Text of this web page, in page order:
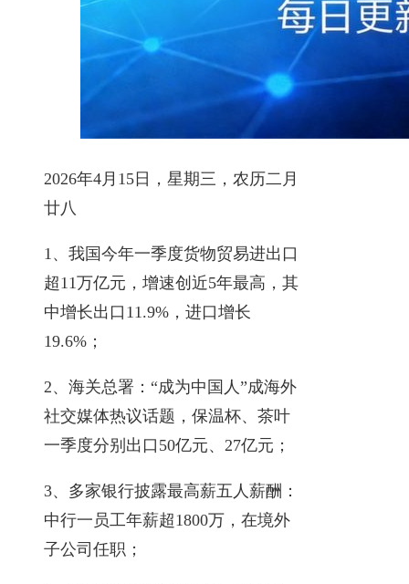
2026年4月15日，星期三，农历二月
廿八
1、我国今年一季度货物贸易进出口
超11万亿元，增速创近5年最高，其
中增长出口11.9%，进口增长
19.6%；
2、海关总署：“成为中国人”成海外
社交媒体热议话题，保温杯、茶叶
一季度分别出口50亿元、27亿元；
3、多家银行披露最高薪五人薪酬：
中行一员工年薪超1800万，在境外
子公司任职；